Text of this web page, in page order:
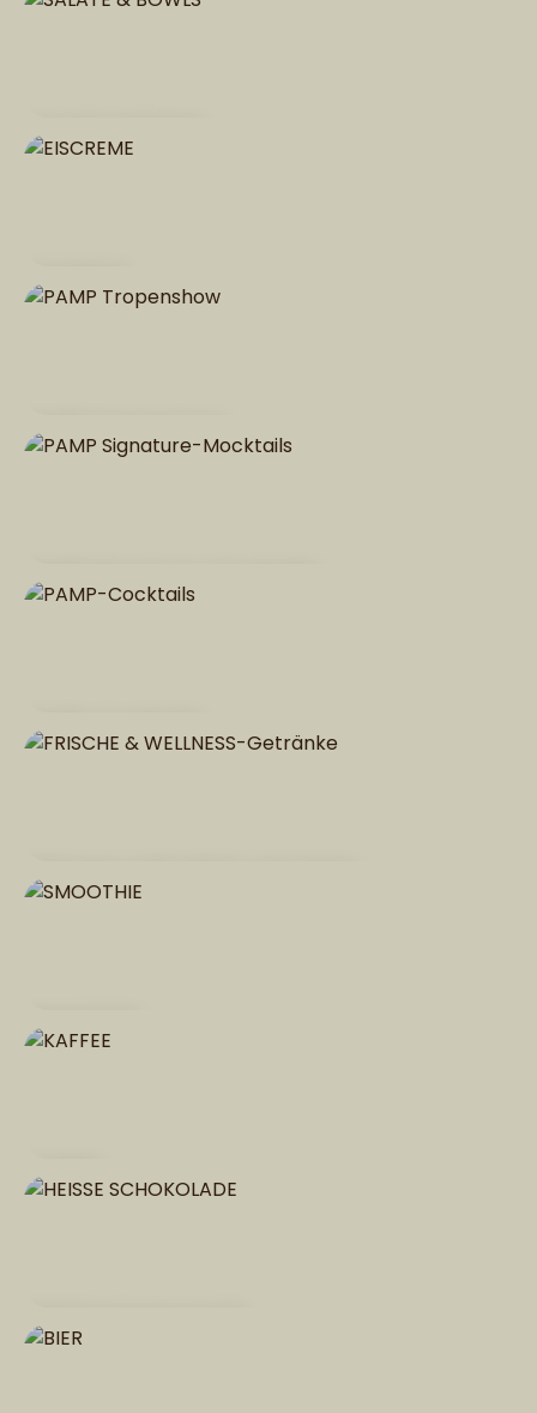
SALATE & BOWLS
EISCREME
PAMP Tropenshow
PAMP Signature-Mocktails
PAMP-Cocktails
FRISCHE & WELLNESS-Getränke
SMOOTHIE
KAFFEE
HEISSE SCHOKOLADE